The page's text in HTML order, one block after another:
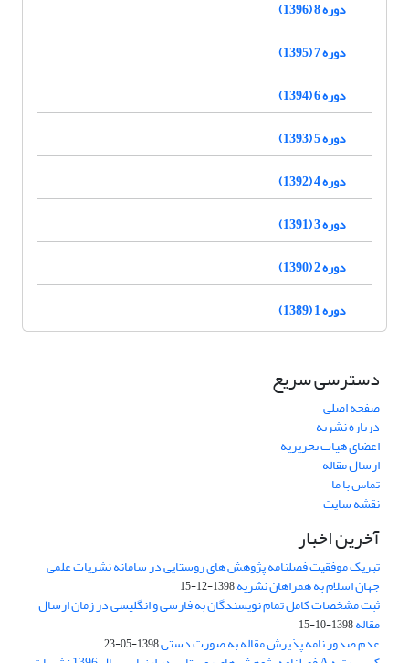
دوره 8 (1396)
دوره 7 (1395)
دوره 6 (1394)
دوره 5 (1393)
دوره 4 (1392)
دوره 3 (1391)
دوره 2 (1390)
دوره 1 (1389)
دسترسی سریع
صفحه اصلی
درباره نشریه
اعضای هیات تحریریه
ارسال مقاله
تماس با ما
نقشه سایت
آخرین اخبار
تبریک موفقیت فصلنامه پژوهش های روستایی در سامانه نشریات علمی
جهان اسلام به همراهان نشریه1398-12-15
ثبت مشخصات کامل تمام نویسندگان به فارسی و انگلیسی در زمان ارسال
مقاله1398-10-15
عدم صدور نامه پذیرش مقاله به صورت دستی1398-05-23